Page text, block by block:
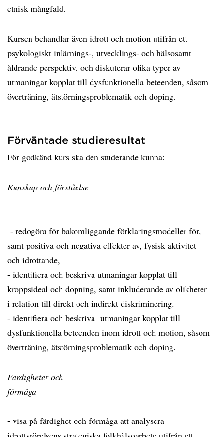
etnisk mångfald.
Kursen behandlar även idrott och motion utifrån ett
psykologiskt inlärnings-, utvecklings- och hälsosamt
åldrande perspektiv, och diskuterar olika typer av
utmaningar kopplat till dysfunktionella beteenden, såsom
överträning, ätstörningsproblematik och doping.
Förväntade studieresultat
För godkänd kurs ska den studerande kunna:
Kunskap och förståelse
- redogöra för bakomliggande förklaringsmodeller för,
samt positiva och negativa effekter av, fysisk aktivitet
och idrottande,
- identifiera och beskriva utmaningar kopplat till
kroppsideal och dopning, samt inkluderande av olikheter
i relation till direkt och indirekt diskriminering.
- identifiera och beskriva utmaningar kopplat till
dysfunktionella beteenden inom idrott och motion, såsom
överträning, ätstörningsproblematik och doping.
Färdigheter och
förmåga
- visa på färdighet och förmåga att analysera